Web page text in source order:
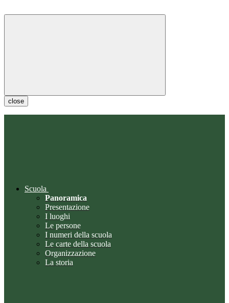
close
Scuola
Panoramica
Presentazione
I luoghi
Le persone
I numeri della scuola
Le carte della scuola
Organizzazione
La storia